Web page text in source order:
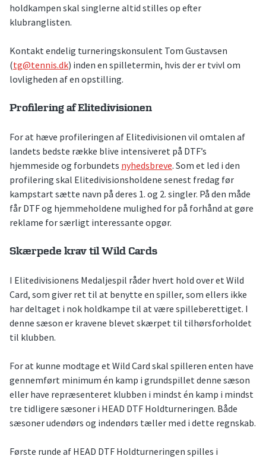
holdkampen skal singlerne altid stilles op efter
klubranglisten.
Kontakt endelig turneringskonsulent Tom Gustavsen
(tg@tennis.dk) inden en spilletermin, hvis der er tvivl om
lovligheden af en opstilling.
Profilering af Elitedivisionen
For at hæve profileringen af Elitedivisionen vil omtalen af
landets bedste række blive intensiveret på DTF’s
hjemmeside og forbundets nyhedsbreve. Som et led i den
profilering skal Elitedivisionsholdene senest fredag før
kampstart sætte navn på deres 1. og 2. singler. På den måde
får DTF og hjemmeholdene mulighed for på forhånd at gøre
reklame for særligt interessante opgør.
Skærpede krav til Wild Cards
I Elitedivisionens Medaljespil råder hvert hold over et Wild
Card, som giver ret til at benytte en spiller, som ellers ikke
har deltaget i nok holdkampe til at være spilleberettiget. I
denne sæson er kravene blevet skærpet til tilhørsforholdet
til klubben.
For at kunne modtage et Wild Card skal spilleren enten have
gennemført minimum én kamp i grundspillet denne sæson
eller have repræsenteret klubben i mindst én kamp i mindst
tre tidligere sæsoner i HEAD DTF Holdturneringen. Både
sæsoner udendørs og indendørs tæller med i dette regnskab.
Første runde af HEAD DTF Holdturneringen spilles i